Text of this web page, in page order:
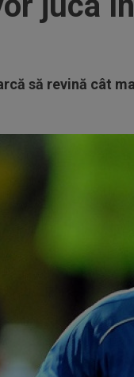
să revină cât